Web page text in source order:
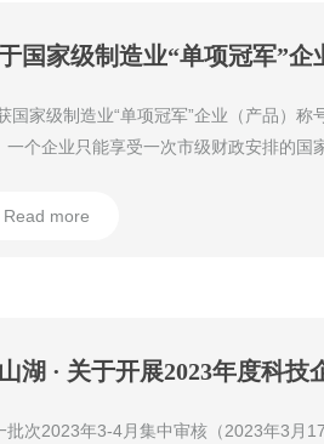
国家级制造业“单项冠军”企业（产品）
Read more
次2023年3-4月集中审核（2023年3月17日前申报项目